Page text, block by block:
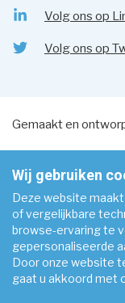
Volg ons op
Volg ons op
Gemaakt en
Wij gebruiken
Deze website
of vergelijkbare
browse-ervaring te
gepersonaliseerde
Door onze website
gaat u akkoord met